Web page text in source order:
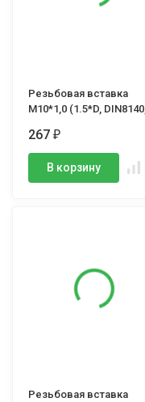
Резьбовая вставка
М10*1,0 (1.5*D, DIN8140,
267₽
В корзину
Резьбовая вставка